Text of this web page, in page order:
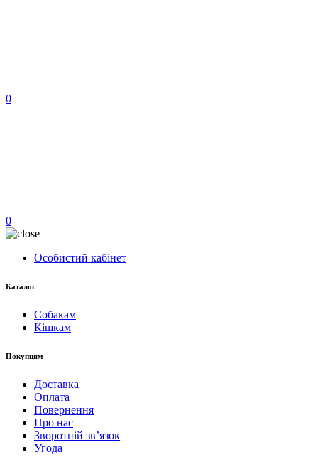
0
0
Особистий кабінет
Каталог
Собакам
Кішкам
Покупцям
Доставка
Оплата
Повернення
Про нас
Зворотній зв’язок
Угода